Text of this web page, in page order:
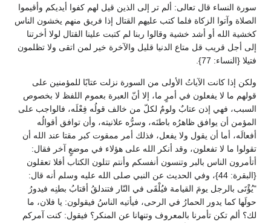
سورة النساء قال تعالى: ألم تر إلى الذين قيل لهم كفوا أيديكم وأقيموا
الصلاة وآتوا الزكاة فلما كتب عليهم القتال إذا فريق منهم يخشون الناس
كخشية الله أو أشد خشية وقالوا ربنا لم كتبت علينا القتال لولا أخرتنا
إلى أجل قريب قل متاع الدنيا قليل والآخرة خير لمن اتقى ولا تظلمون
فتيلا {النساء: 77}.
ولكن إذا كانت الآياتُ الأولى من السورة نزلت عتابًا للمؤمنين على
قولهم ما لا يفعلون في أمرٍ ما، إلا أنّ العبرة بعموم اللفظ لا بخصوص
السبب، فهي إذن عتابٌ ولومٌ لكلّ من خالف قولُه فِعْلَه، فالواجب على
المؤمن أن يوافق ظاهرُه باطنَه، وسرُّه علانيته، وأن توافق أقوالُه
أفعالَه، أما أن يقول ولا يفعل، فذلك أمر ممقوت كبر مقتا عند الله أن
تقولوا ما لا تفعلون، وقد أنكر الله على هؤلاء في موضعٍ آخر فقال:
أتأمرون الناس بالبر وتنسون أنفسكم وأنتم تتلون الكتاب أفلا تعقلون
{البقرة: 44}، وفي الحديث عن النبي صلى الله عليه وسلم أنه قال:
"يُؤْتَى بالرجل يومَ القيامة فيُلْقَى في النّار فتندلقُ أقتابُ بطنِه فيدورُ
حولَها كما يدور الحمارُ في الرحى، فيأتيه الناسُ فيقولون: يا فلان، ما
لك؟ ألم تكن تأمرنا بالمعروف وتنهانا عن المنكر؟ فيقول: كنت آمركم